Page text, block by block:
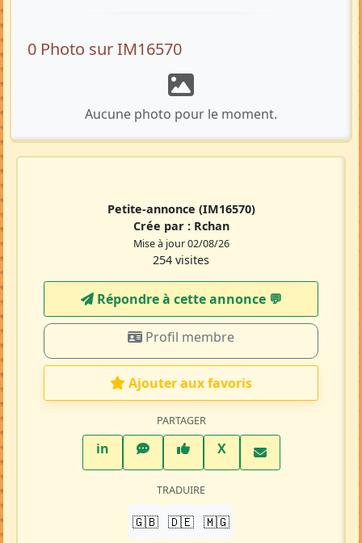
0 Photo sur IM16570
Aucune photo pour le moment.
Petite-annonce (IM16570)
Crée par : Rchan
Mise à jour 02/08/26
254 visites
Répondre à cette annonce 💬​
Profil membre
Ajouter aux favoris
PARTAGER
inLinkedInWhatsAppFacebook
XTwitter X
TRADUIRE
🇬🇧 🇩🇪 🇲🇬